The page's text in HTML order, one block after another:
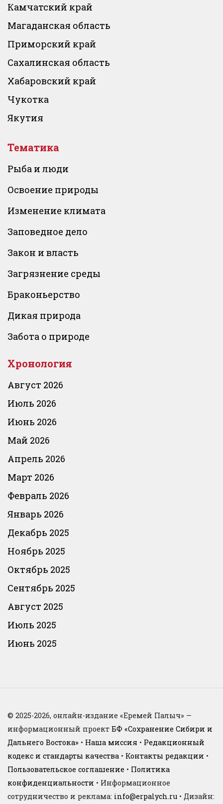
Камчатский край
Магаданская область
Приморский край
Сахалинская область
Хабаровский край
Чукотка
Якутия
Тематика
Рыба и люди
Освоение природы
Изменение климата
Заповедное дело
Закон и власть
Загрязнение среды
Браконьерство
Дикая природа
Забота о природе
Хронология
Август 2026
Июль 2026
Июнь 2026
Май 2026
Апрель 2026
Март 2026
Февраль 2026
Январь 2026
Декабрь 2025
Ноябрь 2025
Октябрь 2025
Сентябрь 2025
Август 2025
Июль 2025
Июнь 2025
© 2025-2026, онлайн-издание «Еремей Палыч» —
информационный проект БФ «Сохранение Сибири и
Дальнего Востока» • Наша миссия • Редакционный
кодекс и стандарты качества • Контакты редакции •
Пользовательское соглашение • Политика
конфиденциальности • Информационное
сотрудничество и реклама: info@erpalych.ru • Дизайн: